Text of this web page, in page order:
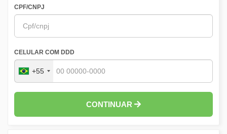
CPF/CNPJ
CELULAR COM DDD
+55
CONTINUAR